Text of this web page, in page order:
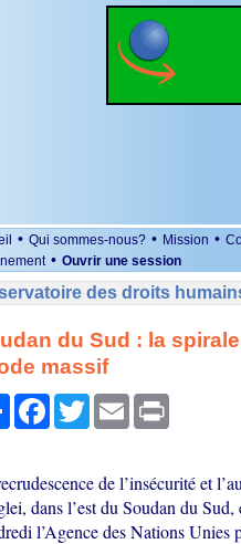
• Qui sommes-nous? • Mission •
• Ouvrir une session
des droits
du Sud : la
massif
PartagerFacebook
TwitterEmail Print
de l’insécurité et
dans l’est du Soudan du
l’Agence des Nations Unies